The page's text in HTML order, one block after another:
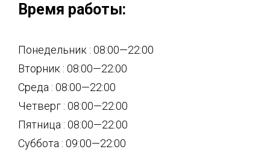
Время работы:
Понедельник : 08:00—22:00
Вторник : 08:00—22:00
Среда : 08:00—22:00
Четверг : 08:00—22:00
Пятница : 08:00—22:00
Суббота : 09:00—22:00